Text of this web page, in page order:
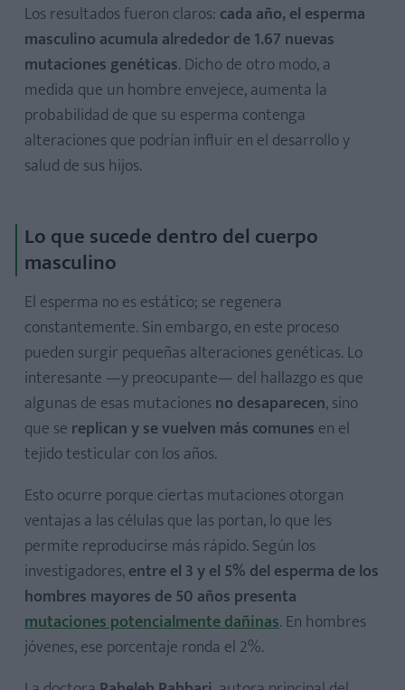
Los resultados fueron claros: cada año, el esperma
masculino acumula alrededor de 1.67 nuevas
mutaciones genéticas. Dicho de otro modo, a
medida que un hombre envejece, aumenta la
probabilidad de que su esperma contenga
alteraciones que podrían influir en el desarrollo y
salud de sus hijos.
Lo que sucede dentro del cuerpo
masculino
El esperma no es estático; se regenera
constantemente. Sin embargo, en este proceso
pueden surgir pequeñas alteraciones genéticas. Lo
interesante —y preocupante— del hallazgo es que
algunas de esas mutaciones no desaparecen, sino
que se replican y se vuelven más comunes en el
tejido testicular con los años.
Esto ocurre porque ciertas mutaciones otorgan
ventajas a las células que las portan, lo que les
permite reproducirse más rápido. Según los
investigadores,entre el 3 y el 5% del esperma de los
hombres mayores de 50 años presenta
mutaciones potencialmente dañinas. En hombres
jóvenes, ese porcentaje ronda el 2%.